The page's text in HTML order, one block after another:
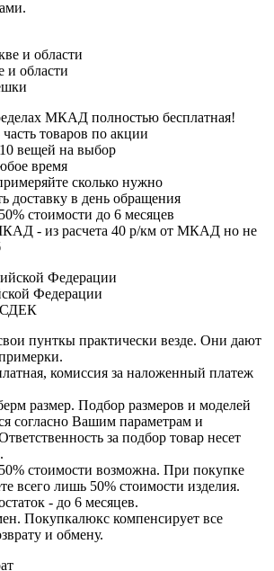
и области
МКАД полностью бесплатная!
товаров по акции
вещей на выбор
время
сколько нужно
доставку в день обращения
стоимости до 6 месяцев
- из расчета 40 р/км от МКАД но не
Федерации
СДЕК
пунткы практически везде. Они дают
комиссия за наложенный платеж
размер. Подбор размеров и моделей
согласно Вашим параметрам и
за подбор товар несет
стоимости возможна. При покупке
всего лишь 50% стоимости изделия.
- до 6 месяцев.
Покупкалюкс компенсирует все
и обмену.